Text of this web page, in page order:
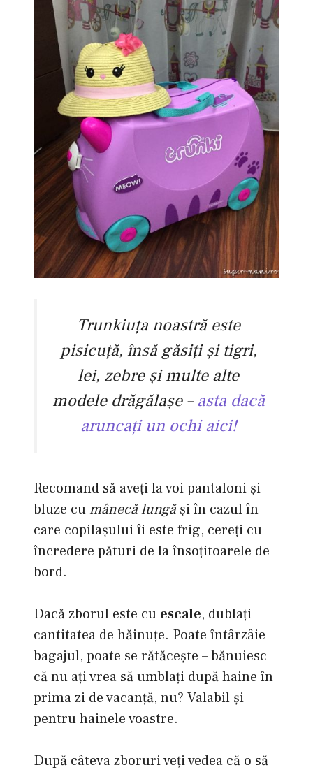
Trunkiuţa noastră este
pisicuţă, însă găsiţi şi tigri,
lei, zebre şi multe alte
modele drăgălaşe –asta dacă
aruncaţi un ochi aici!
Recomand să aveţi la voi pantaloni şi
bluze cumânecă lungăşi în cazul în
care copilaşului îi este frig, cereţi cu
încredere pături de la însoţitoarele de
bord.
Dacă zborul este cu escale, dublaţi
cantitatea de hăinuţe. Poate întârzâie
bagajul, poate se rătăceşte – bănuiesc
că nu aţi vrea să umblaţi după haine în
prima zi de vacanţă, nu? Valabil şi
pentru hainele voastre.
După câteva zboruri veţi vedea că o să